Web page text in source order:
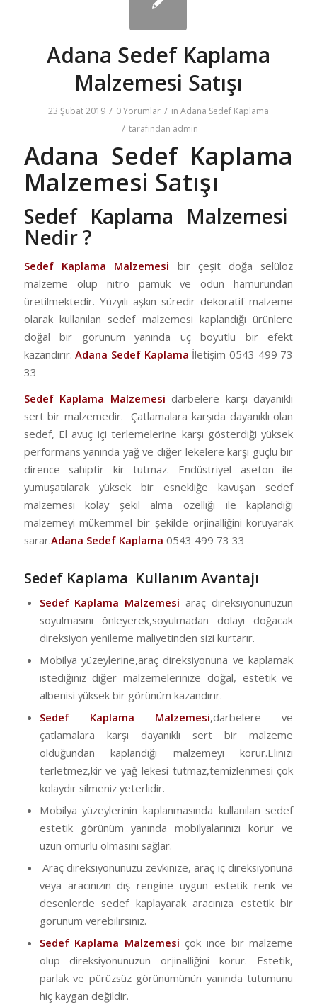
Adana Sedef Kaplama
Malzemesi Satışı
23 Şubat 2019 / 0 Yorumlar / in Adana Sedef Kaplama
/ tarafından admin
Adana Sedef Kaplama
Malzemesi Satışı
Sedef Kaplama Malzemesi
Nedir ?
Sedef Kaplama Malzemesi bir çeşit doğa selüloz
malzeme olup nitro pamuk ve odun hamurundan
üretilmektedir. Yüzyılı aşkın süredir dekoratif malzeme
olarak kullanılan sedef malzemesi kaplandığı ürünlere
doğal bir görünüm yanında üç boyutlu bir efekt
kazandırır. Adana Sedef Kaplama İletişim 0543 499 73
33
Sedef Kaplama Malzemesi darbelere karşı dayanıklı
sert bir malzemedir. Çatlamalara karşıda dayanıklı olan
sedef, El avuç içi terlemelerine karşı gösterdiği yüksek
performans yanında yağ ve diğer lekelere karşı güçlü bir
dirence sahiptir kir tutmaz. Endüstriyel aseton ile
yumuşatılarak yüksek bir esnekliğe kavuşan sedef
malzemesi kolay şekil alma özelliği ile kaplandığı
malzemeyi mükemmel bir şekilde orjinalliğini koruyarak
sarar.Adana Sedef Kaplama 0543 499 73 33
Sedef Kaplama Kullanım Avantajı
Sedef Kaplama Malzemesi araç direksiyonunuzun
soyulmasını önleyerek,soyulmadan dolayı doğacak
direksiyon yenileme maliyetinden sizi kurtarır.
Mobilya yüzeylerine,araç direksiyonuna ve kaplamak
istediğiniz diğer malzemelerinize doğal, estetik ve
albenisi yüksek bir görünüm kazandırır.
Sedef Kaplama Malzemesi,darbelere ve
çatlamalara karşı dayanıklı sert bir malzeme
olduğundan kaplandığı malzemeyi korur.Elinizi
terletmez,kir ve yağ lekesi tutmaz,temizlenmesi çok
kolaydır silmeniz yeterlidir.
Mobilya yüzeylerinin kaplanmasında kullanılan sedef
estetik görünüm yanında mobilyalarınızı korur ve
uzun ömürlü olmasını sağlar.
Araç direksiyonunuzu zevkinize, araç iç direksiyonuna
veya aracınızın dış rengine uygun estetik renk ve
desenlerde sedef kaplayarak aracınıza estetik bir
görünüm verebilirsiniz.
Sedef Kaplama Malzemesi çok ince bir malzeme
olup direksiyonunuzun orjinalliğini korur. Estetik,
parlak ve pürüzsüz görünümünün yanında tutumunu
hiç kaygan değildir.